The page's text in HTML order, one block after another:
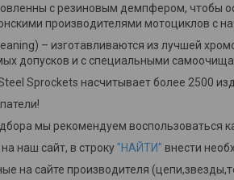
с резиновым демпфером, чтобы
производителями мотоциклов с
– изготавливаются из лучшей
допусков и с специальными
Sprockets насчитывает более 2500
мы рекомендуем воспользоваться
наш сайт, в строку "НАЙТИ" внести
на сайте производителя